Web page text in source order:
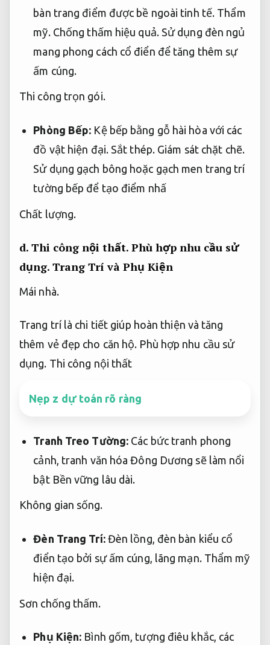
bàn trang điểm được bề ngoài tinh tế. Thẩm
mỹ. Chống thấm hiệu quả. Sử dụng đèn ngủ
mang phong cách cổ điển để tăng thêm sự
ấm cúng.
Thi công trọn gói.
Phòng Bếp: Kệ bếp bằng gỗ hài hòa với các
đồ vật hiện đại. Sắt thép. Giám sát chặt chẽ.
Sử dụng gạch bông hoặc gạch men trang trí
tường bếp để tạo điểm nhấ
Chất lượng.
d. Thi công nội thất. Phù hợp nhu cầu sử
dụng. Trang Trí và Phụ Kiện
Mái nhà.
Trang trí là chi tiết giúp hoàn thiện và tăng
thêm vẻ đẹp cho căn hộ. Phù hợp nhu cầu sử
dụng. Thi công nội thất
Nẹp z dự toán rõ ràng
Tranh Treo Tường: Các bức tranh phong
cảnh, tranh văn hóa Đông Dương sẽ làm nổi
bật Bền vững lâu dài.
Không gian sống.
Đèn Trang Trí:Đèn lồng, đèn bàn kiểu cổ
điển tạo bởi sự ấm cúng, lãng mạn. Thẩm mỹ
hiện đại.
Sơn chống thấm.
Phụ Kiện: Bình gốm, tượng điêu khắc, các